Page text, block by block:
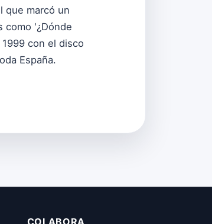
que marcó un
como '¿Dónde
con el disco
España.
COLABORA